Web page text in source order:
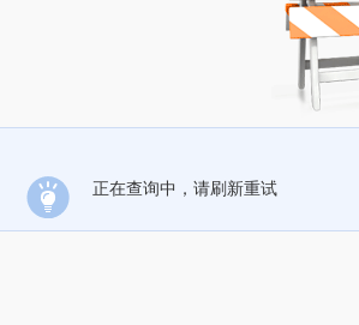
正在查询中，请刷新重试